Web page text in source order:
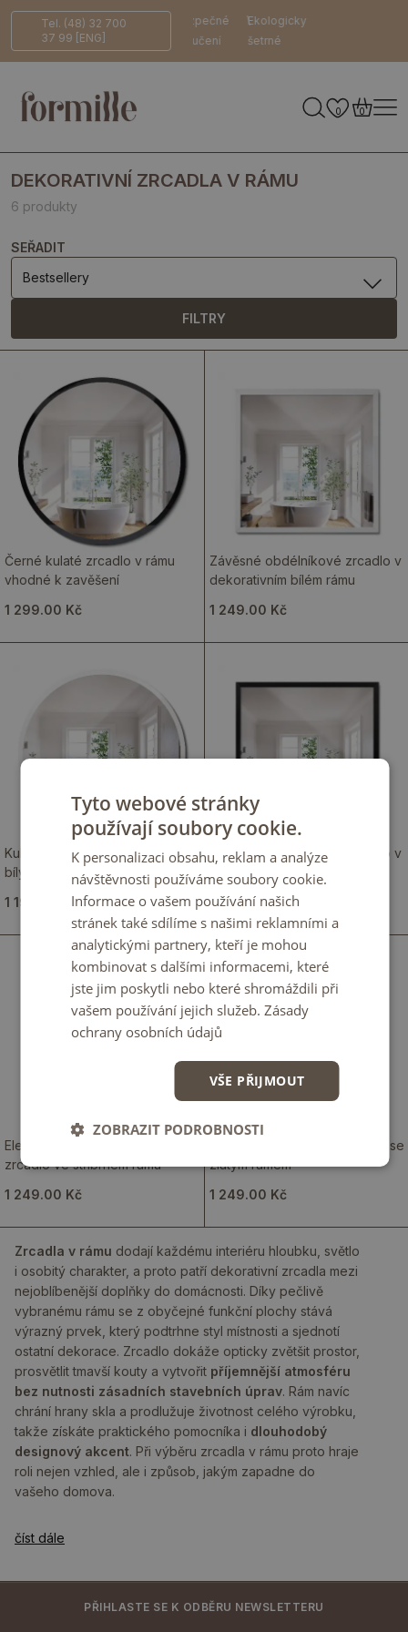
Tel. (48) 32 700
37 99 [ENG]
14 dní na
vrácení
Bezpečné
doručení
Ekologicky
šetrné
0 0
DEKORATIVNÍ ZRCADLA V RÁMU
6 produkty
SEŘADIT
Bestsellery
FILTRY
Černé kulaté zrcadlo v rámu
vhodné k zavěšení
1 299.00 Kč
Závěsné obdélníkové zrcadlo v
dekorativním bílém rámu
1 249.00 Kč
Kulaté zrcadlo na zavěšení s
bílým rámem
1 199.00 Kč
Závěsné obdélníkové zrcadlo v
moderním černém rámečku
1 249.00 Kč
Elegantní nástěnné obdélníkové
zrcadlo ve stříbrném rámu
1 249.00 Kč
Nástěnné dekorativní zrcadlo se
zlatým rámem
1 249.00 Kč
Zrcadla v rámu dodají každému interiéru hloubku, světlo
i osobitý charakter, a proto patří dekorativní zrcadla mezi
nejoblíbenější doplňky do domácnosti. Díky pečlivě
vybranému rámu se z obyčejné funkční plochy stává
výrazný prvek, který podtrhne styl místnosti a sjednotí
ostatní dekorace. Zrcadlo dokáže opticky zvětšit prostor,
prosvětlit tmavší kouty a vytvořit příjemnější atmosféru
bez nutnosti zásadních stavebních úprav. Rám navíc
chrání hrany skla a prodlužuje životnost celého výrobku,
takže získáte praktického pomocníka i dlouhodobý
designový akcent. Při výběru zrcadla v rámu proto hraje
roli nejen vzhled, ale i způsob, jakým zapadne do
vašeho domova.
číst dále
PŘIHLASTE SE K ODBĚRU NEWSLETTERU
Tyto webové stránky
používají soubory cookie.
K personalizaci obsahu, reklam a analýze
návštěvnosti používáme soubory cookie.
Informace o vašem používání našich
stránek také sdílíme s našimi reklamními a
analytickými partnery, kteří je mohou
kombinovat s dalšími informacemi, které
jste jim poskytli nebo které shromáždili při
vašem používání jejich služeb. Zásady
ochrany osobních údajů
VŠE PŘIJMOUT
ZOBRAZIT PODROBNOSTI